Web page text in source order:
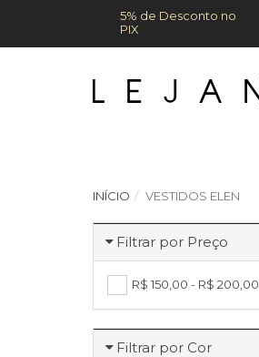
5% de Desconto no
PIX
INÍCIO VESTIDOS ELEN
Filtrar por Preço
R$ 150,00 - R$ 200,00
Filtrar por Cor